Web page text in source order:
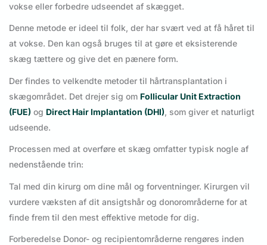
vokse eller forbedre udseendet af skægget.
Denne metode er ideel til folk, der har svært ved at få håret til
at vokse. Den kan også bruges til at gøre et eksisterende
skæg tættere og give det en pænere form.
Der findes to velkendte metoder til hårtransplantation i
skægområdet. Det drejer sig om Follicular Unit Extraction
(FUE) og Direct Hair Implantation (DHI), som giver et naturligt
udseende.
Processen med at overføre et skæg omfatter typisk nogle af
nedenstående trin:
Tal med din kirurg om dine mål og forventninger. Kirurgen vil
vurdere væksten af dit ansigtshår og donorområderne for at
finde frem til den mest effektive metode for dig.
Forberedelse Donor- og recipientområderne rengøres inden